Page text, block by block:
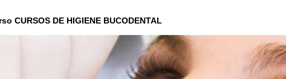
CURSOS DE HIGIENE BUCODENTAL